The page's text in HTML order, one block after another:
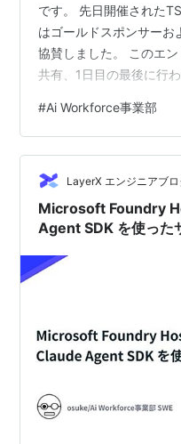
です。 先日開催された
はゴールドスポンサーお
協賛しました。 このエ
共有、1日目の最後に行
スポンサーとしての出展
エンジニアが登壇しまし
からご紹介します。 登
わる話まで、幅広いテー
表の資料は以下の通り
#Ai Workforce事業部
LayerX エンジニアブ
Microsoft Foundry
Agent SDK を使った